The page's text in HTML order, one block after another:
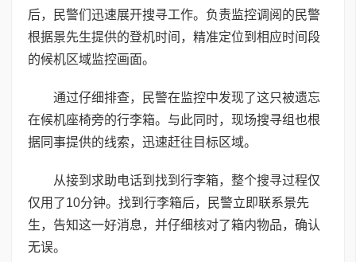
后，民警们迅速展开搜寻工作。负责监控调阅的民警
根据景先生提供的登机时间，精准定位到相应时间段
的候机区域监控画面。
通过仔细排查，民警在监控中发现了这只被遗忘
在候机座椅旁的行李箱。与此同时，现场搜寻组也根
据同事提供的线索，迅速赶往目标区域。
从接到求助电话到找到行李箱，整个搜寻过程仅
仅用了10分钟。找到行李箱后，民警立即联系景先
生，告知这一好消息，并仔细核对了箱内物品，确认
无误。